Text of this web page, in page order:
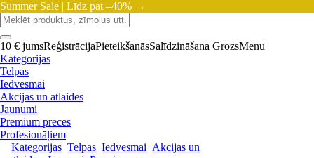
Summer Sale | Līdz pat –40% →
10 € jumsReģistrācijaPieteikšanāsSalīdzināšana GrozsMenu
Kategorijas
Telpas
Iedvesmai
Akcijas un atlaides
Jaunumi
Premium preces
Profesionāļiem
Kategorijas Telpas Iedvesmai Akcijas un